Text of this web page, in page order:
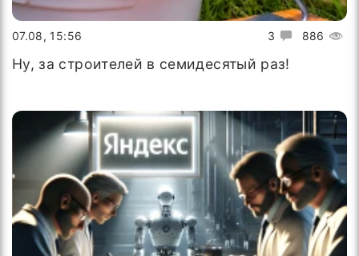
3 886
07.08, 15:56
Ну, за строителей в семидесятый раз!